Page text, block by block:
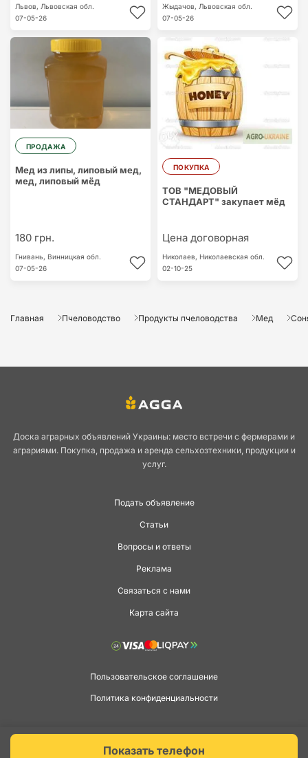
Показать телефон
Львов, Львовская обл.
07-05-26
Жыдачов, Львовская обл.
07-05-26
ПРОДАЖА
Мед из липы, липовый мед,
мед, липовый мёд
180 грн.
Гнивань, Винницкая обл.
07-05-26
ПОКУПКА
ТОВ "МЕДОВЫЙ
СТАНДАРТ" закупает мёд
Цена договорная
Николаев, Николаевская обл.
02-10-25
Главная Пчеловодство Продукты пчеловодства Мед
Доска аграрных объявлений Украины: место встречи с фермерами и
аграриями. Покупка, продажа и аренда сельхозтехники, продукции и
услуг.
Подать объявление
Статьи
Вопросы и ответы
Реклама
Связаться с нами
Карта сайта
Пользовательское соглашение
Политика конфиденциальности